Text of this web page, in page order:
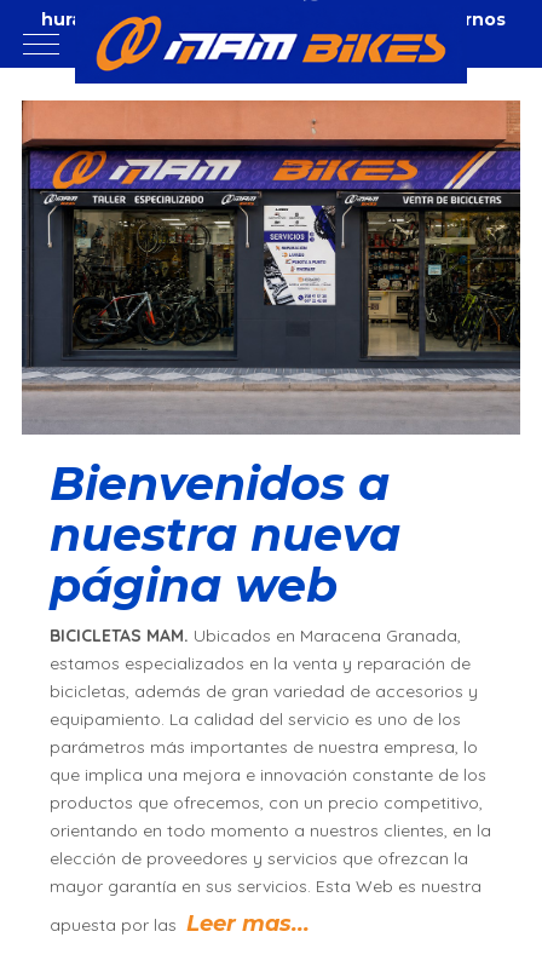
Mobile Menu Toggle
huramam@hotmail.com Donde Localizarnos
Bienvenidos a
nuestra nueva
página web
BICICLETAS MAM. Ubicados en Maracena Granada,
estamos especializados en la venta y reparación de
bicicletas, además de gran variedad de accesorios y
equipamiento. La calidad del servicio es uno de los
parámetros más importantes de nuestra empresa, lo
que implica una mejora e innovación constante de los
productos que ofrecemos, con un precio competitivo,
orientando en todo momento a nuestros clientes, en la
elección de proveedores y servicios que ofrezcan la
mayor garantía en sus servicios. Esta Web es nuestra
apuesta por lasLeer mas...